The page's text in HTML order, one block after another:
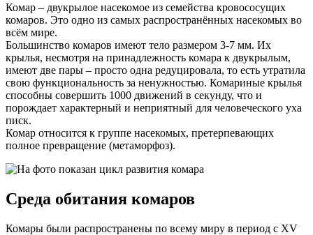
Комар – двукрылое насекомое из семейства кровососущих
комаров. Это одно из самых распространённых насекомых во
всём мире.
Большинство комаров имеют тело размером 3-7 мм. Их
крылья, несмотря на принадлежность комара к двукрылым,
имеют две пары – просто одна редуцировала, то есть утратила
свою функциональность за ненужностью. Комариные крылья
способны совершить 1000 движений в секунду, что и
порождает характерный и неприятный для человеческого уха
писк.
Комар относится к группе насекомых, претерпевающих
полное превращение (метаморфоз).
Среда обитания комаров
Комары были распространены по всему миру в период с XV